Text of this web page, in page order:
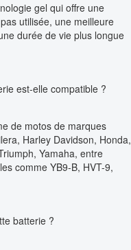
gel qui offre une
utilisée, une meilleure
durée de vie plus longue
est-elle compatible ?
de motos de marques
Harley Davidson, Honda,
Yamaha, entre
comme YB9-B, HVT-9,
batterie ?